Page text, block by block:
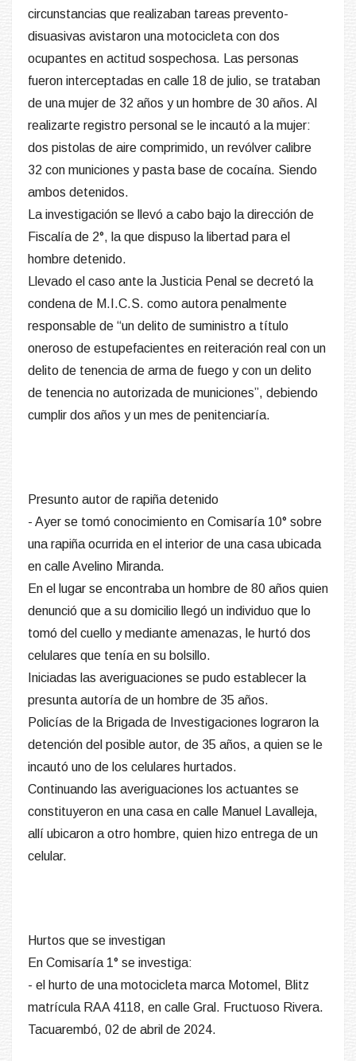
circunstancias que realizaban tareas prevento-
disuasivas avistaron una motocicleta con dos
ocupantes en actitud sospechosa. Las personas
fueron interceptadas en calle 18 de julio, se trataban
de una mujer de 32 años y un hombre de 30 años. Al
realizarte registro personal se le incautó a la mujer:
dos pistolas de aire comprimido, un revólver calibre
32 con municiones y pasta base de cocaína. Siendo
ambos detenidos.
La investigación se llevó a cabo bajo la dirección de
Fiscalía de 2°, la que dispuso la libertad para el
hombre detenido.
Llevado el caso ante la Justicia Penal se decretó la
condena de M.I.C.S. como autora penalmente
responsable de “un delito de suministro a título
oneroso de estupefacientes en reiteración real con un
delito de tenencia de arma de fuego y con un delito
de tenencia no autorizada de municiones”, debiendo
cumplir dos años y un mes de penitenciaría.
Presunto autor de rapiña detenido
- Ayer se tomó conocimiento en Comisaría 10° sobre
una rapiña ocurrida en el interior de una casa ubicada
en calle Avelino Miranda.
En el lugar se encontraba un hombre de 80 años quien
denunció que a su domicilio llegó un individuo que lo
tomó del cuello y mediante amenazas, le hurtó dos
celulares que tenía en su bolsillo.
Iniciadas las averiguaciones se pudo establecer la
presunta autoría de un hombre de 35 años.
Policías de la Brigada de Investigaciones lograron la
detención del posible autor, de 35 años, a quien se le
incautó uno de los celulares hurtados.
Continuando las averiguaciones los actuantes se
constituyeron en una casa en calle Manuel Lavalleja,
allí ubicaron a otro hombre, quien hizo entrega de un
celular.
Hurtos que se investigan
En Comisaría 1° se investiga:
- el hurto de una motocicleta marca Motomel, Blitz
matrícula RAA 4118, en calle Gral. Fructuoso Rivera.
Tacuarembó, 02 de abril de 2024.